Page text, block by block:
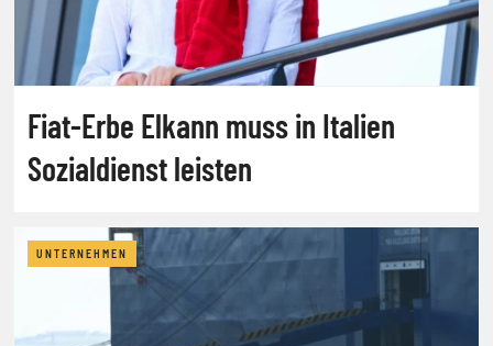
Fiat-Erbe Elkann muss in Italien
Sozialdienst leisten
UNTERNEHMEN